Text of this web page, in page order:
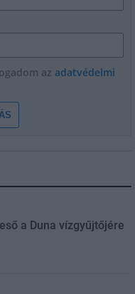
az adatvédelmi
a Duna vízgyűjtőjére